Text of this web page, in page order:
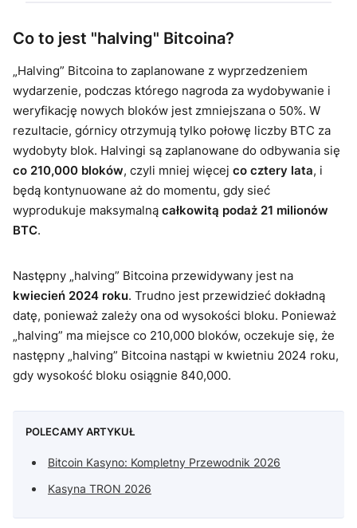
Co to jest "halving" Bitcoina?
„Halving” Bitcoina to zaplanowane z wyprzedzeniem
wydarzenie, podczas którego nagroda za wydobywanie i
weryfikację nowych bloków jest zmniejszana o 50%. W
rezultacie, górnicy otrzymują tylko połowę liczby BTC za
wydobyty blok. Halvingi są zaplanowane do odbywania się
co 210,000 bloków, czyli mniej więcej co cztery lata, i
będą kontynuowane aż do momentu, gdy sieć
wyprodukuje maksymalną całkowitą podaż 21 milionów
BTC.
Następny „halving” Bitcoina przewidywany jest na
kwiecień 2024 roku. Trudno jest przewidzieć dokładną
datę, ponieważ zależy ona od wysokości bloku. Ponieważ
„halving” ma miejsce co 210,000 bloków, oczekuje się, że
następny „halving” Bitcoina nastąpi w kwietniu 2024 roku,
gdy wysokość bloku osiągnie 840,000.
POLECAMY ARTYKUŁ
Bitcoin Kasyno: Kompletny Przewodnik 2026
Kasyna TRON 2026